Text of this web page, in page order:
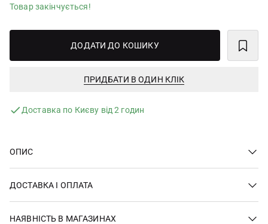
Товар закінчується!
ДОДАТИ ДО КОШИКУ
ПРИДБАТИ В ОДИН КЛІК
Доставка по Києву від 2 годин
ОПИС
ДОСТАВКА І ОПЛАТА
НАЯВНІСТЬ В МАГАЗИНАХ